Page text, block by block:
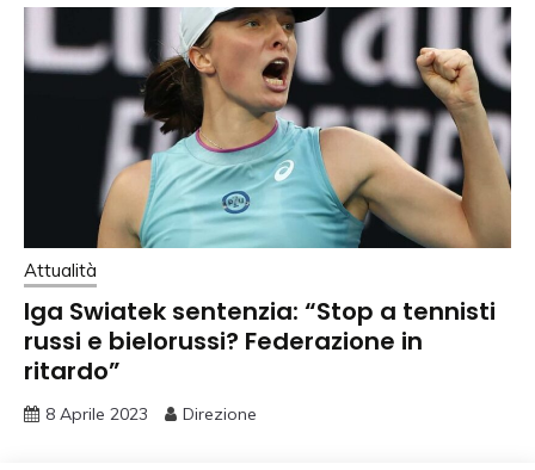
Attualità
Iga Swiatek sentenzia: “Stop a tennisti
russi e bielorussi? Federazione in
ritardo”
8 Aprile 2023 Direzione